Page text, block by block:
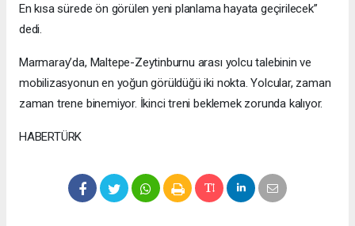
En kısa sürede ön görülen yeni planlama hayata geçirilecek”
dedi.
Marmaray’da, Maltepe-Zeytinburnu arası yolcu talebinin ve
mobilizasyonun en yoğun görüldüğü iki nokta. Yolcular, zaman
zaman trene binemiyor. İkinci treni beklemek zorunda kalıyor.
HABERTÜRK